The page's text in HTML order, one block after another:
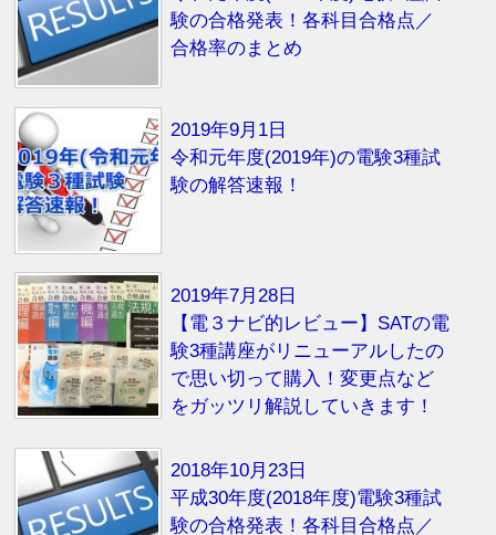
験の合格発表！各科目合格点／
合格率のまとめ
2019年9月1日
令和元年度(2019年)の電験3種試
験の解答速報！
2019年7月28日
【電３ナビ的レビュー】SATの電
験3種講座がリニューアルしたの
で思い切って購入！変更点など
をガッツリ解説していきます！
2018年10月23日
平成30年度(2018年度)電験3種試
験の合格発表！各科目合格点／